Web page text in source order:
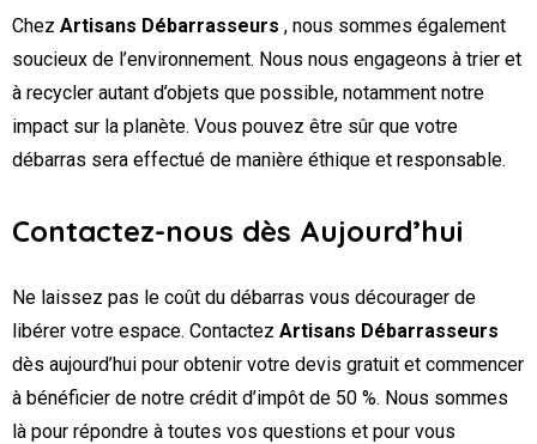
Chez Artisans Débarrasseurs , nous sommes également
soucieux de l’environnement. Nous nous engageons à trier et
à recycler autant d’objets que possible, notamment notre
impact sur la planète. Vous pouvez être sûr que votre
débarras sera effectué de manière éthique et responsable.
Contactez-nous dès Aujourd’hui
Ne laissez pas le coût du débarras vous décourager de
libérer votre espace. Contactez Artisans Débarrasseurs
dès aujourd’hui pour obtenir votre devis gratuit et commencer
à bénéficier de notre crédit d’impôt de 50 %. Nous sommes
là pour répondre à toutes vos questions et pour vous